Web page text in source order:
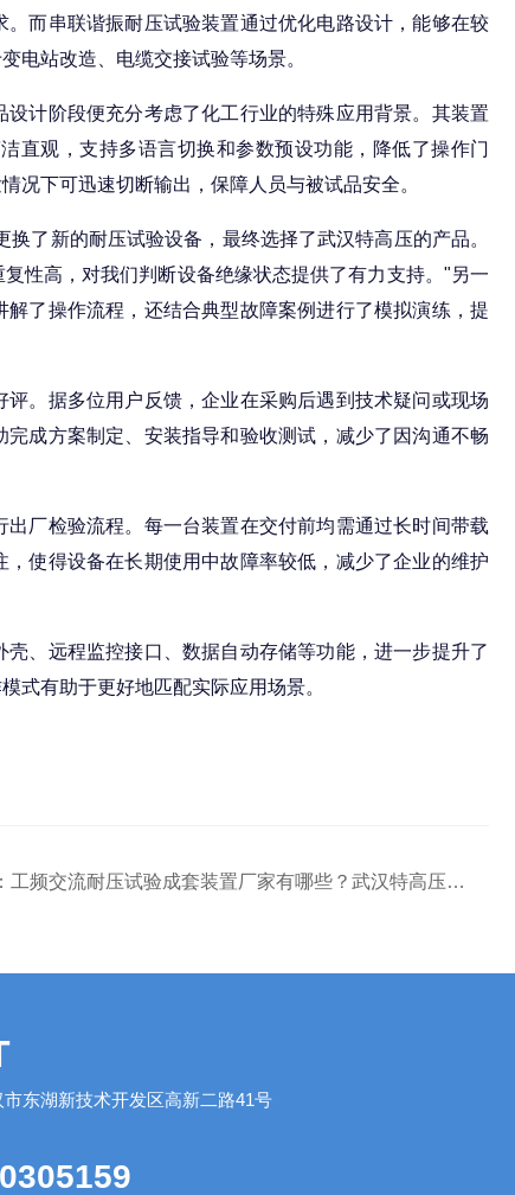
而串联谐振耐压试验装置通过优化电路设计，能够在较
电站改造、电缆交接试验等场景。
计阶段便充分考虑了化工行业的特殊应用背景。其装置
直观，支持多语言切换和参数预设功能，降低了操作门
况下可迅速切断输出，保障人员与被试品安全。
了新的耐压试验设备，最终选择了武汉特高压的产品。
性高，对我们判断设备绝缘状态提供了有力支持。"另一
了操作流程，还结合典型故障案例进行了模拟演练，提
。据多位用户反馈，企业在采购后遇到技术疑问或现场
成方案制定、安装指导和验收测试，减少了因沟通不畅
厂检验流程。每一台装置在交付前均需通过长时间带载
使得设备在长期使用中故障率较低，减少了企业的维护
、远程监控接口、数据自动存储等功能，进一步提升了
式有助于更好地匹配实际应用场景。
工频交流耐压试验成套装置厂家有哪些？武汉特高压如何用技术赢得化工网口碑
东湖新技术开发区高新二路41号